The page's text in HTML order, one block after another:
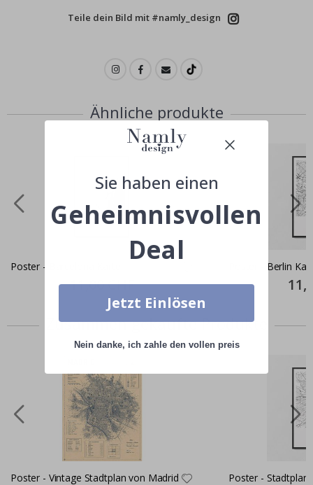
Teile dein Bild mit #namly_design
Ähnliche produkte
Poster - Barcelona Karte
11,00 CHF
Poster - Berlin
Price
Zusammen gekaufte Produkte
Poster - Vintage Stadtplan von Madrid Poster - Stadtplan
Sie haben einen
Geheimnisvollen
Deal
Jetzt Einlösen
Nein danke, ich zahle den vollen preis